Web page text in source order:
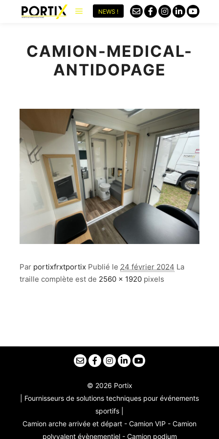
NEWS !
CAMION-MEDICAL-
ANTIDOPAGE
Par portixfrxtportix Publié le 24 février 2024 La
traille complète est de 2560 × 1920 pixels
© 2026 Portix
| Fournisseurs de solutions techniques pour événements
sportifs |
Camion arche arrivée et départ - Camion VIP - Camion
polyvalent évènementiel - Camion podium